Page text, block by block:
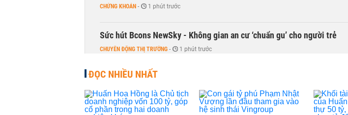
CHỨNG KHOÁN - 1 phút trước
Sức hút Bcons NewSky - Không gian an cư ‘chuẩn gu’ cho người trẻ
CHUYỂN ĐỘNG THỊ TRƯỜNG - 1 phút trước
Chủ show 'Anh trai vượt ngàn chông gai' liên tiếp giải thế công ty con
KINH DOANH - 1 phút trước
ĐỌC NHIỀU NHẤT